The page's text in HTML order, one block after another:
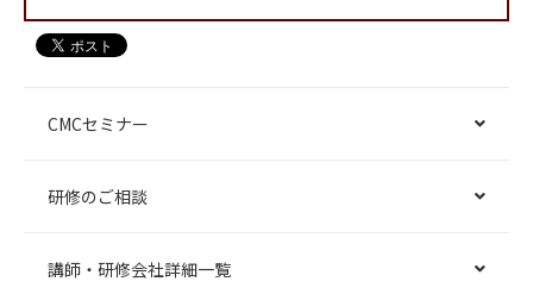
CMCセミナー
研修のご相談
講師・研修会社詳細一覧